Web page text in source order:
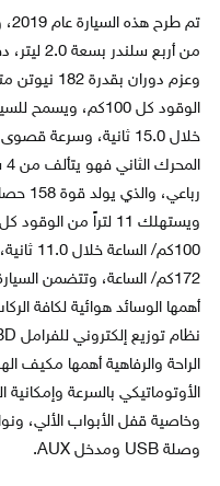
تم
100كم/
172كم/ الساعة، وتتضمن
الراحة والرفاهية أهمها مكيف
الأوتوماتيكي بالسرعة
وصلة USB ومدخل AUX.